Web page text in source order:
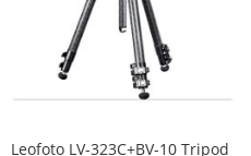
Leofoto LV-323C+BV-10 Tripod